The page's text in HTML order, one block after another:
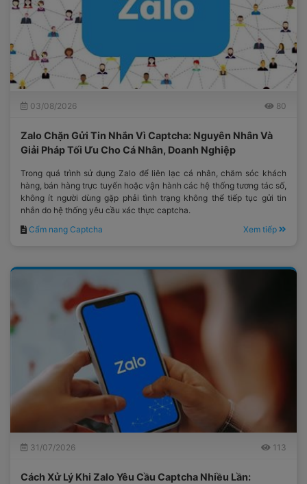
03/08/2026 80
Zalo Chặn Gửi Tin Nhắn Vì Captcha: Nguyên Nhân Và
Giải Pháp Tối Ưu Cho Cá Nhân, Doanh Nghiệp
Trong quá trình sử dụng Zalo để liên lạc cá nhân, chăm sóc khách
hàng, bán hàng trực tuyến hoặc vận hành các hệ thống tương tác số,
không ít người dùng gặp phải tình trạng không thể tiếp tục gửi tin
nhắn do hệ thống yêu cầu xác thực captcha.
Cẩm nang Captcha
Xem tiếp
31/07/2026 113
Cách Xử Lý Khi Zalo Yêu Cầu Captcha Nhiều Lần: